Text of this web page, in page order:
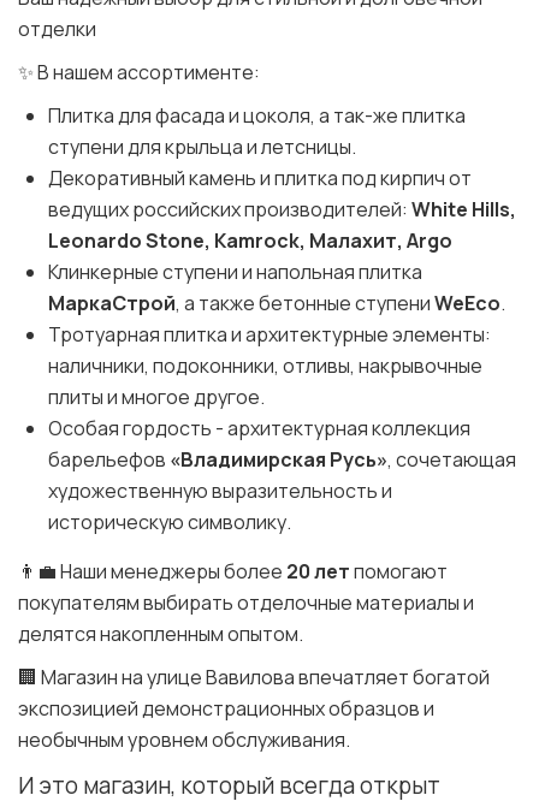
отделки
✨ В нашем ассортименте:
Плитка для фасада и цоколя, а так-же плитка
ступени для крыльца и летсницы.
Декоративный камень и плитка под кирпич от
ведущих российских производителей: White Hills,
Leonardo Stone, Kamrock, Малахит, Argo
Клинкерные ступени и напольная плитка
МаркаСтрой, а также бетонные ступениWeEco.
Тротуарная плитка и архитектурные элементы:
наличники, подоконники, отливы, накрывочные
плиты и многое другое.
Особая гордость - архитектурная коллекция
барельефов «Владимирская Русь», сочетающая
художественную выразительность и
историческую символику.
👨‍💼 Наши менеджеры более 20 летпомогают
покупателям выбирать отделочные материалы и
делятся накопленным опытом.
🏢 Магазин на улице Вавилова впечатляет богатой
экспозицией демонстрационных образцов и
необычным уровнем обслуживания.
И это магазин, который всегда открыт